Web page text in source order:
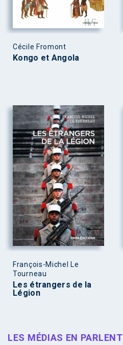
Cécile Fromont
Kongo et Angola
François-Michel Le
Tourneau
Les étrangers de la
Légion
LES MÉDIAS EN PARLENT